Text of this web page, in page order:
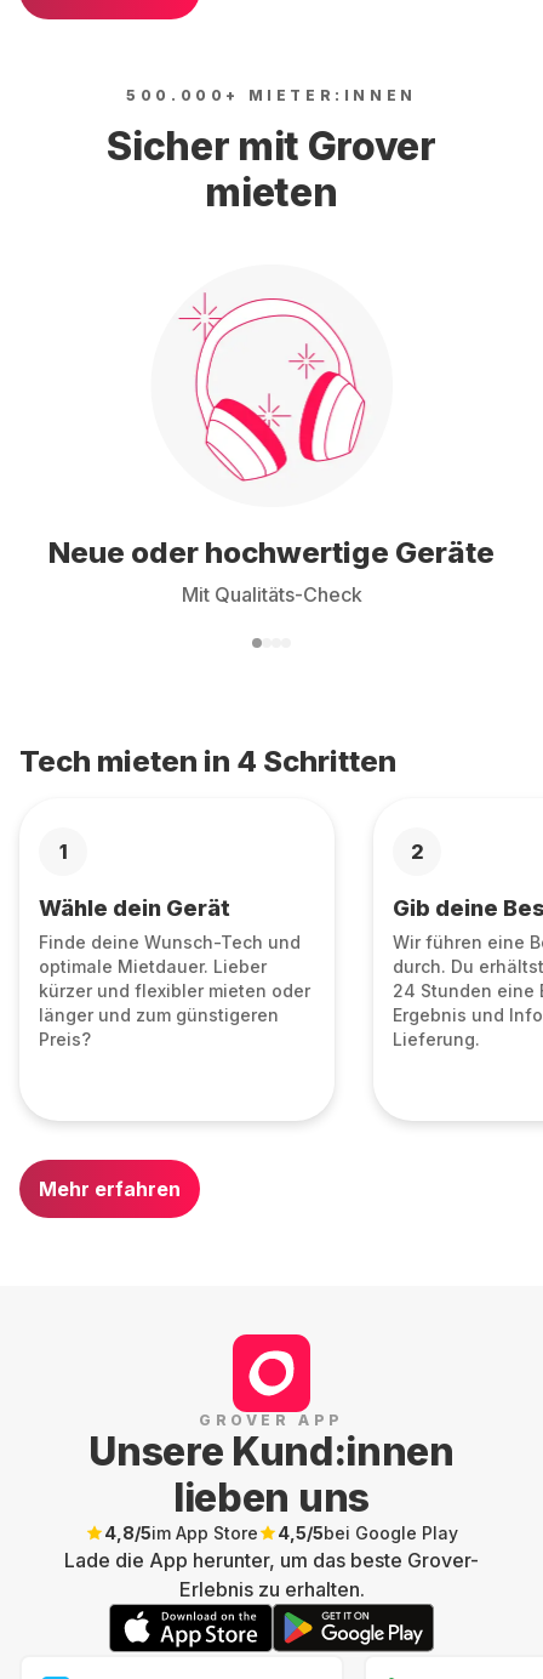
500.000+ MIETER:INNEN
Sicher mit Grover
mieten
Neue oder hochwertige Geräte
Mit Qualitäts-Check
Tech mieten in 4 Schritten
1
Wähle dein Gerät
Finde deine Wunsch-Tech und
optimale Mietdauer. Lieber
kürzer und flexibler mieten oder
länger und zum günstigeren
Preis?
2
Gib deine
Wir führen eine
durch. Du
24 Stunden eine
Ergebnis und
Lieferung.
Mehr erfahren
GROVER APP
Unsere Kund:innen
lieben uns
4,8/5im App Store 4,5/5bei Google Play
Lade die App herunter, um das beste Grover-
Erlebnis zu erhalten.